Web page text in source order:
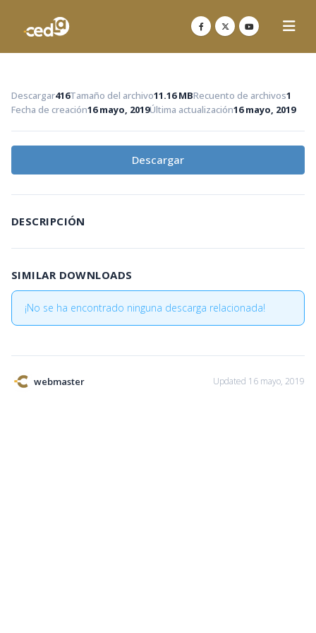
Descargar416Tamaño del archivo11.16 MBRecuento de archivos1
Fecha de creación16 mayo, 2019Última actualización16 mayo, 2019
Descargar
DESCRIPCIÓN
SIMILAR DOWNLOADS
¡No se ha encontrado ninguna descarga relacionada!
webmaster Updated 16 mayo, 2019